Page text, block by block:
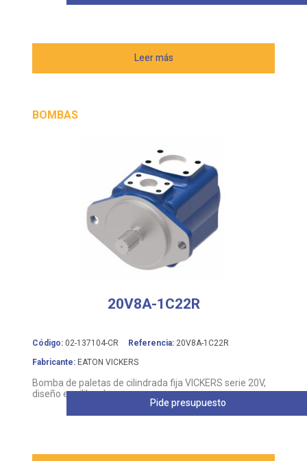
Leer más
BOMBAS
20V8A-1C22R
Código: 02-137104-CR Referencia: 20V8A-1C22R
Fabricante: EATON VICKERS
Bomba de paletas de cilindrada fija VICKERS serie 20V,
diseño equilibrado
Pide presupuesto